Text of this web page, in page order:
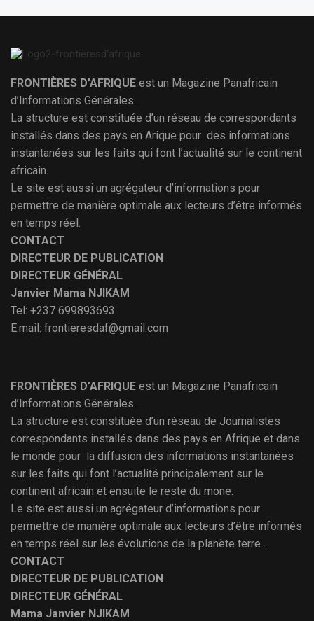
FRONTIÈRES D’AFRIQUE est un Magazine Panafricain
d’Informations Générales.
La structure est constituée d’un réseau de correspondants
installés dans des pays en Arique pour des informations
instantanées sur les faits qui font l’actualité sur le continent
africain.
Le site est aussi un agrégateur d’informations pour
permettre de manière optimale aux lecteurs d’être informés
en temps réel.
CONTACT
DIRECTEUR DE PUBLICATION
DIRECTEUR GÉNÉRAL
Janvier Mama NJIKAM
Tel: +237 699893693
E.mail: frontieresdaf@gmail.com
FRONTIÈRES D’AFRIQUE est un Magazine Panafricain
d’Informations Générales.
La structure est constituée d’un réseau de Journalistes
correspondants installés dans des pays en Afrique et dans
le monde pour la diffusion des informations instantanées
sur les faits qui font l’actualité principalement sur le
continent africain et ensuite le reste du mone.
Le site est aussi un agrégateur d’informations pour
permettre de manière optimale aux lecteurs d’être informés
en temps réel sur les évolutions de la planète terre .
CONTACT
DIRECTEUR DE PUBLICATION
DIRECTEUR GÉNÉRAL
Mama Janvier NJIKAM